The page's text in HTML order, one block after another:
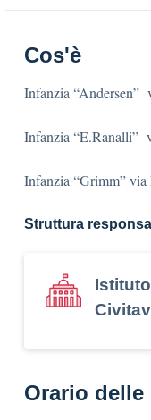
Cos'è
Infanzia “Andersen”
Infanzia “E.Ranalli”
Infanzia “Grimm” via
Struttura
Orario delle